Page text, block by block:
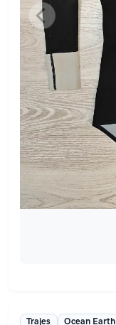
Trajes Ocean Earth